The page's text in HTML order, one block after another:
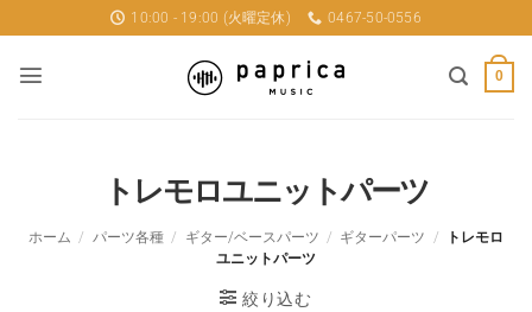
to
content
10:00 - 19:00 (火曜定休) 0467-50-0556
0
トレモロユニットパーツ
ホーム / パーツ各種 / ギター/ベースパーツ / ギターパーツ /
トレモロ
ユニットパーツ
絞り込む